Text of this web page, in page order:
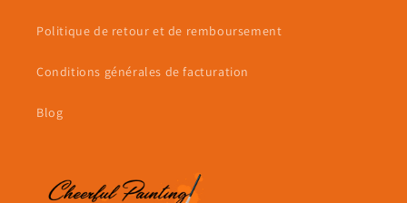
Politique de retour et de remboursement
Conditions générales de facturation
Blog